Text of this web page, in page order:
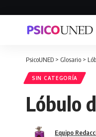
PsicoUNED > Glosario >
SIN CATEGORÍA
Lóbulo
Equipo